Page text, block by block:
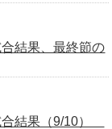
結果、最終節の
合結果（9/10）